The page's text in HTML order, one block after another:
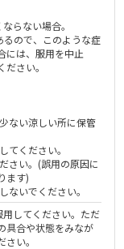
らない場合。
るので、このような症
には、服用を中止
さい。
ない涼しい所に保管
てください。
さい。(誤用の原因に
ます)
ないでください。
してください。ただ
具合や状態をみなが
い。